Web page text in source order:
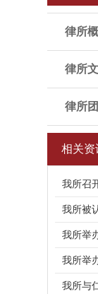
律所
律所
律所
相关资
我所召
我所举
我所举
我所与